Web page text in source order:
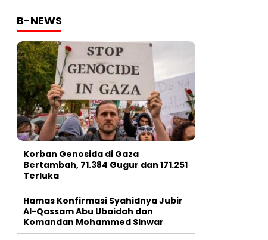
B-NEWS
Korban Genosida di Gaza
Bertambah, 71.384 Gugur dan 171.251
Terluka
Hamas Konfirmasi Syahidnya Jubir
Al-Qassam Abu Ubaidah dan
Komandan Mohammed Sinwar